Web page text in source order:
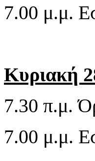
7.00 μ.μ.
Κυριακή
7.30 π.μ.
7.00 μ.μ.